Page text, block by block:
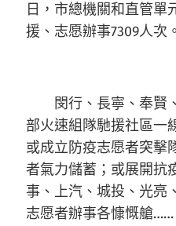
日，市總機關和直管單
援、志愿辦事7309人次。
閔行、長寧、奉賢
部火速組隊馳援社區一
或成立防疫志愿者突擊
者氣力儲蓄；或展開抗
事、上汽、城投、光亮
志愿者辦事各慷慨艙……